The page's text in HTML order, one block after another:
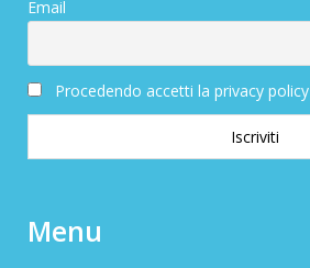
Email
Procedendo accetti la privacy policy
Menu